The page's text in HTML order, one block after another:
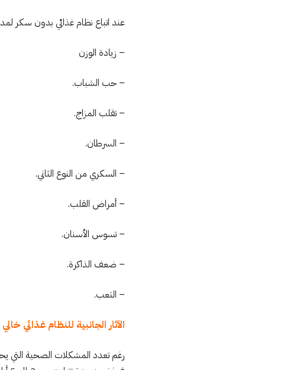
عند اتباع نظام غذائي بدون سكر
– زيادة الوزن
– حب الشباب.
– تقلب المزاج.
– السرطان.
– السكري من النوع الثاني.
– أمراض القلب.
– تسوس الأسنان.
– ضعف الذاكرة.
– التعب.
الآثار الجانبية للنظام غذائي
رغم تعدد المشكلات الصحية التي